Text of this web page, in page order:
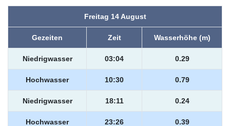
Freitag 14 August
Gezeiten Zeit Wasserhöhe (m)
Niedrigwasser 03:04 0.29
Hochwasser 10:30 0.79
Niedrigwasser 18:11 0.24
Hochwasser 23:26 0.39